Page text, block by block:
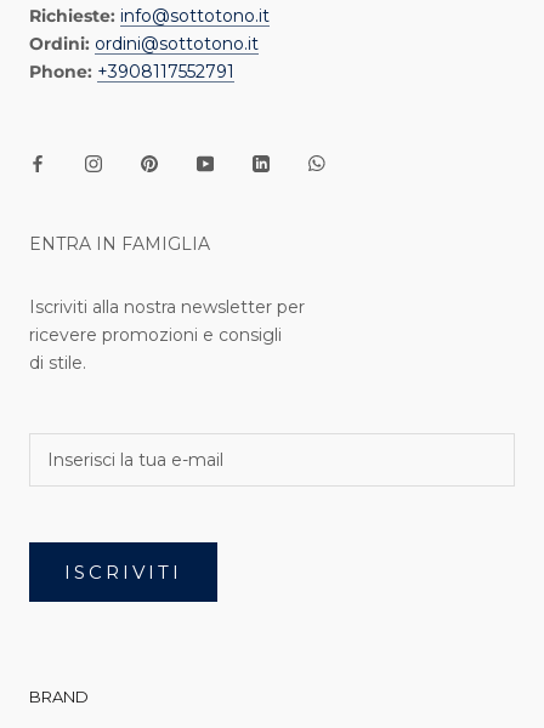
Richieste: info@sottotono.it
Ordini: ordini@sottotono.it
Phone: +3908117552791
ENTRA IN FAMIGLIA
Iscriviti alla nostra newsletter per
ricevere promozioni e consigli
di stile.
ISCRIVITI
BRAND